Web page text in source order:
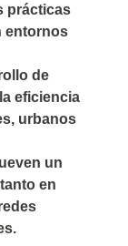
prácticas
entornos
de
eficiencia
urbanos
un
en